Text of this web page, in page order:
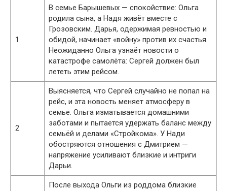
1
В семье Барышевых — спокойствие: Ольга
родила сына, а Надя живёт вместе с
Грозовским. Дарья, одержимая ревностью и
обидой, начинает «войну» против их счастья.
Неожиданно Ольга узнаёт новости о
катастрофе самолёта: Сергей должен был
лететь этим рейсом.
2
Выясняется, что Сергей случайно не попал на
рейс, и эта новость меняет атмосферу в
семье. Ольга изматывается домашними
заботами и пытается удержать баланс между
семьёй и делами «Стройкома». У Нади
обостряются отношения с Дмитрием —
напряжение усиливают близкие и интриги
Дарьи.
После выхода Ольги из роддома близкие